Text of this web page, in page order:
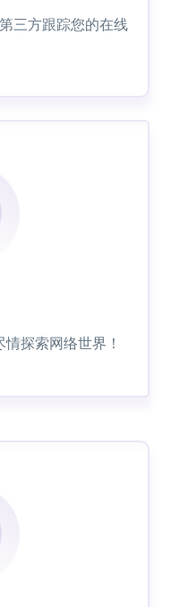
三方跟踪您的在线
探索网络世界！